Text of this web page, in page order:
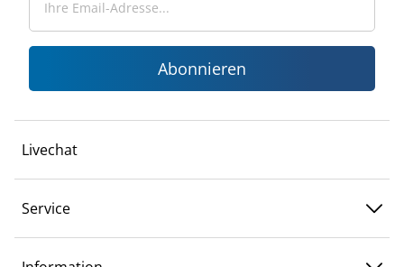
Abonnieren
Livechat
Service